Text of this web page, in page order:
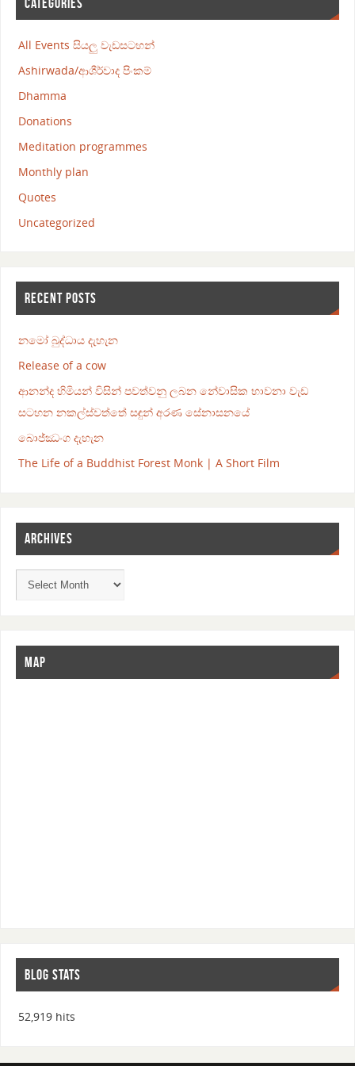
All Events සියලු වැඩසටහන්
Ashirwada/ආශීර්වාද පිංකම්
Dhamma
Donations
Meditation programmes
Monthly plan
Quotes
Uncategorized
RECENT POSTS
නමෝ බුද්ධාය දැහැන
Release of a cow
ආනන්ද හිමියන් විසින් පවත්වනු ලබන නේවාසික භාවනා වැඩ
සටහන නකල්ස්වත්තේ සඳුන් අරණ සේනාසනයේ
බොජ්ඣංග දැහැන
The Life of a Buddhist Forest Monk | A Short Film
ARCHIVES
MAP
BLOG STATS
52,919 hits